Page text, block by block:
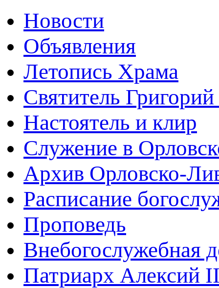
Новости
Объявления
Летопись Храма
Святитель
Настоятель и клир
Служение в
Архив Орловско-
Расписание
Проповедь
Внебогослужебная
Патриарх Алексий